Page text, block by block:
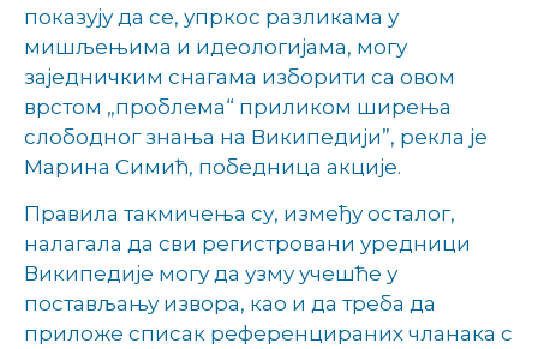
показују да се, упркос разликама у
мишљењима и идеологијама, могу
заједничким снагама изборити са овом
врстом „проблема“ приликом ширења
слободног знања на Википедији”, рекла је
Марина Симић, победница акције.
Правила такмичења су, између осталог,
налагала да сви регистровани уредници
Википедије могу да узму учешће у
постављању извора, као и да треба да
приложе списак референцираних чланака с